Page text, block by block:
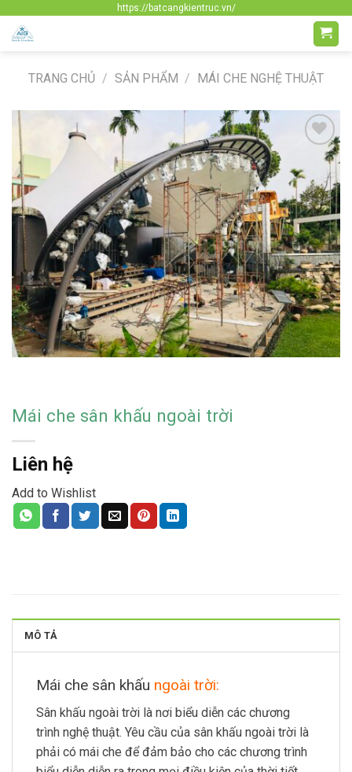
https://batcangkientruc.vn/
TRANG CHỦ / SẢN PHẨM / MÁI CHE NGHỆ THUẬT
Add to
Wishlist
Mái che sân khấu ngoài trời
Liên hệ
Add to Wishlist
MÔ TẢ
Mái che sân khấu ngoài trời:
Sân khấu ngoài trời là nơi biểu diễn các chương
trình nghệ thuật. Yêu cầu của sân khấu ngoài trời là
phải có mái che để đảm bảo cho các chương trình